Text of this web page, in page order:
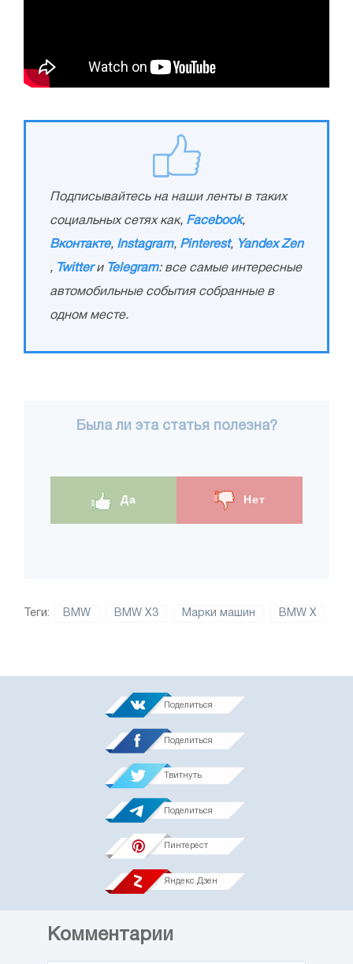
Подписывайтесь на наши ленты в таких
социальных сетях как, Facebook,
Вконтакте, Instagram, Pinterest, Yandex Zen
, Twitterи Telegram: все самые интересные
автомобильные события собранные в
одном месте.
Была ли эта статья полезна?
Да Нет
Теги: BMW BMW X3 Марки машин BMW X
Поделиться
Поделиться
Твитнуть
Поделиться
Пинтерест
Яндекс.Дзен
Комментарии